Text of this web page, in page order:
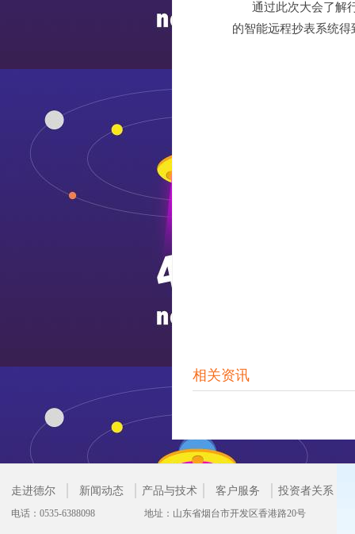
通过此次大会了解
的智能远程抄表系统
相关资讯
走进德尔 新闻动态 产品与技术 客户服务 投资者关系
电话：0535-6388098 地址：山东省烟台市开发区香港路20号